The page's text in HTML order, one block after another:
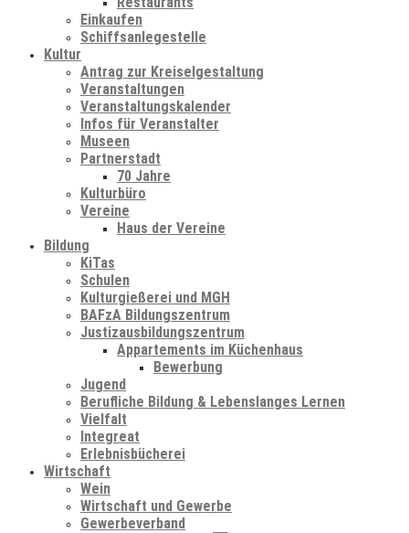
Einkaufen
Schiffsanlegestelle
Kultur
Antrag zur Kreiselgestaltung
Veranstaltungen
Veranstaltungskalender
Infos für Veranstalter
Museen
Partnerstadt
70 Jahre
Kulturbüro
Vereine
Haus der Vereine
Bildung
KiTas
Schulen
Kulturgießerei und MGH
BAFzA Bildungszentrum
Justizausbildungszentrum
Appartements im Küchenhaus
Bewerbung
Jugend
Berufliche Bildung & Lebenslanges Lernen
Vielfalt
Integreat
Erlebnisbücherei
Wirtschaft
Wein
Wirtschaft und Gewerbe
Gewerbeverband